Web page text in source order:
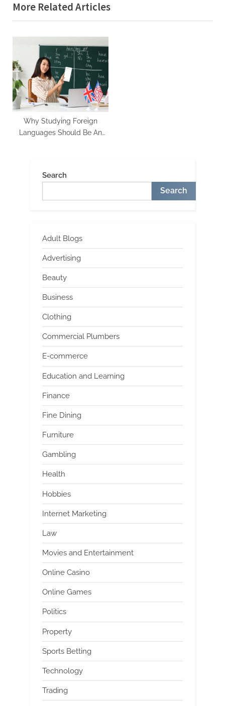
o
u
s
o
s
t
:
t
P
o
t
More Related Articles
Why Studying Foreign
Languages Should Be An
Search
Search
Adult Blogs
Advertising
Beauty
Business
Clothing
Commercial Plumbers
E-commerce
Education and Learning
Finance
Fine Dining
Furniture
Gambling
Health
Hobbies
Internet Marketing
Law
Movies and Entertainment
Online Casino
Online Games
Politics
Property
Sports Betting
Technology
Trading